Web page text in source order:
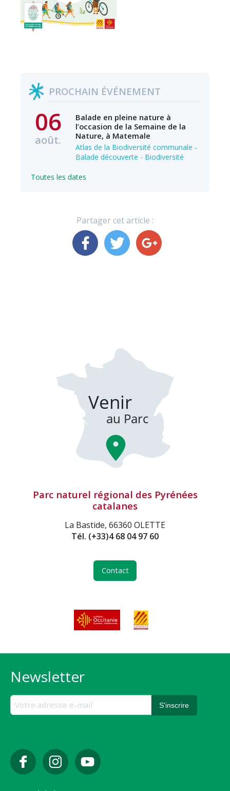
PROCHAIN ÉVÉNEMENT
06
août.
Balade en pleine nature à
l’occasion de la Semaine de la
Nature, à Matemale
Atlas de la Biodiversité communale -
Balade découverte - Biodiversité
Toutes les dates
Partager cet article :
Parc naturel régional des Pyrénées
catalanes
La Bastide, 66360 OLETTE
Tél. (+33)4 68 04 97 60
Contact
Newsletter